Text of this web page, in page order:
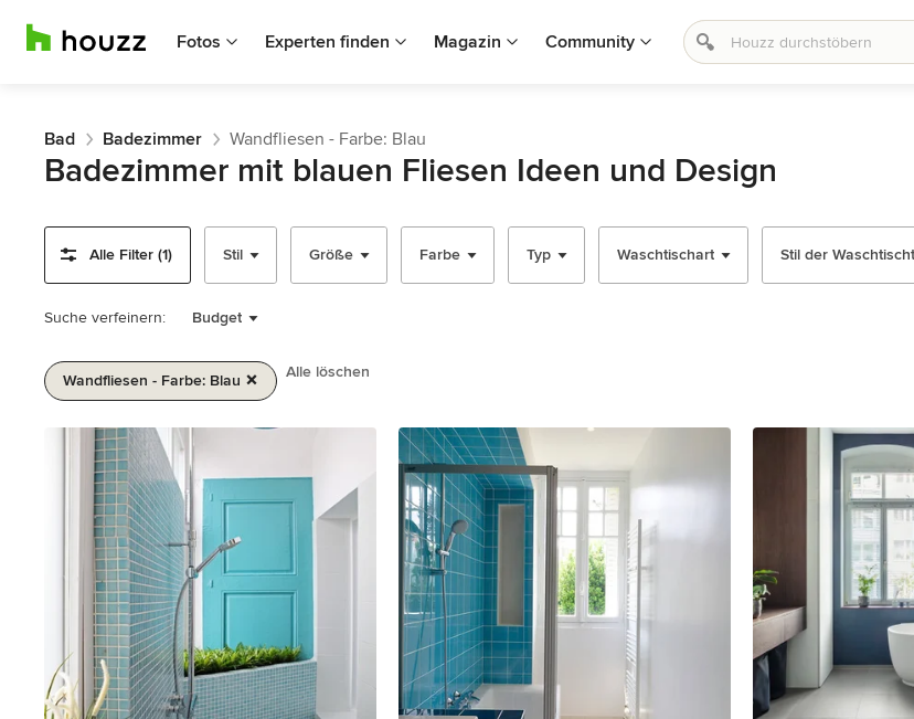
Fotos Experten finden Magazin Community
Bad Badezimmer Wandfliesen - Farbe: Blau
Badezimmer mit blauen Fliesen Ideen und Design
Alle Filter (1) Stil Größe Farbe Typ Waschtischart Stil der
Suche verfeinern: Budget
Wandfliesen - Farbe: Blau Alle löschen
von